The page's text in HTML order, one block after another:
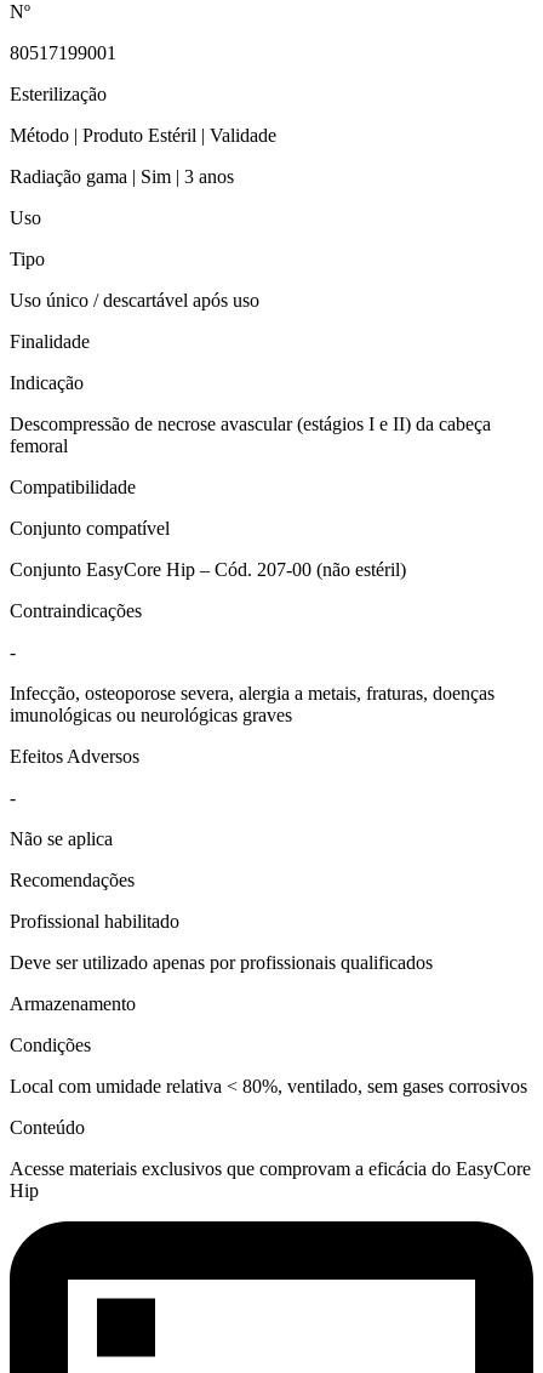
Nº
80517199001
Esterilização
Método | Produto Estéril | Validade
Radiação gama | Sim | 3 anos
Uso
Tipo
Uso único / descartável após uso
Finalidade
Indicação
Descompressão de necrose avascular (estágios I e II) da cabeça
femoral
Compatibilidade
Conjunto compatível
Conjunto EasyCore Hip – Cód. 207-00 (não estéril)
Contraindicações
-
Infecção, osteoporose severa, alergia a metais, fraturas, doenças
imunológicas ou neurológicas graves
Efeitos Adversos
-
Não se aplica
Recomendações
Profissional habilitado
Deve ser utilizado apenas por profissionais qualificados
Armazenamento
Condições
Local com umidade relativa < 80%, ventilado, sem gases corrosivos
Conteúdo
Acesse materiais exclusivos que comprovam a eficácia do EasyCore
Hip